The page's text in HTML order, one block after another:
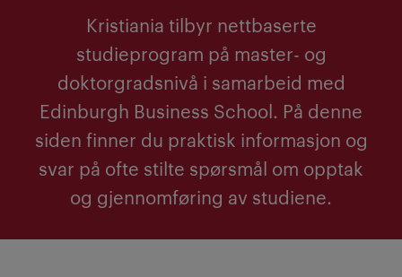
Kristiania tilbyr nettbaserte
studieprogram på master- og
doktorgradsnivå i samarbeid med
Edinburgh Business School. På denne
siden finner du praktisk informasjon og
svar på ofte stilte spørsmål om opptak
og gjennomføring av studiene.